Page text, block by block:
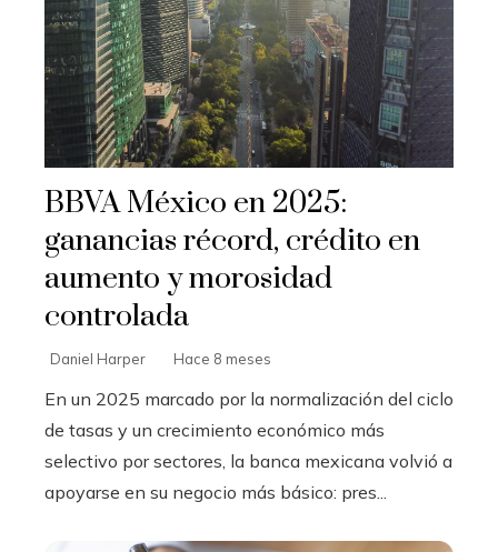
BBVA México en 2025:
ganancias récord, crédito en
aumento y morosidad
controlada
Daniel Harper Hace 8 meses
En un 2025 marcado por la normalización del ciclo
de tasas y un crecimiento económico más
selectivo por sectores, la banca mexicana volvió a
apoyarse en su negocio más básico: pres...